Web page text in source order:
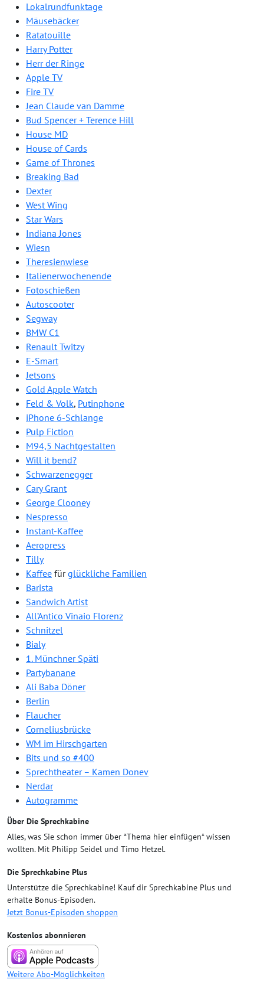
Lokalrundfunktage
Mäusebäcker
Ratatouille
Harry Potter
Herr der Ringe
Apple TV
Fire TV
Jean Claude van Damme
Bud Spencer + Terence Hill
House MD
House of Cards
Game of Thrones
Breaking Bad
Dexter
West Wing
Star Wars
Indiana Jones
Wiesn
Theresienwiese
Italienerwochenende
Fotoschießen
Autoscooter
Segway
BMW C1
Renault Twitzy
E-Smart
Jetsons
Gold Apple Watch
Feld & Volk, Putinphone
iPhone 6-Schlange
Pulp Fiction
M94,5 Nachtgestalten
Will it bend?
Schwarzenegger
Cary Grant
George Clooney
Nespresso
Instant-Kaffee
Aeropress
Tilly
Kaffee fürglückliche Familien
Barista
Sandwich Artist
All’Antico Vinaio Florenz
Schnitzel
Bialy
1. Münchner Späti
Partybanane
Ali Baba Döner
Berlin
Flaucher
Corneliusbrücke
WM im Hirschgarten
Bits und so #400
Sprechtheater – Kamen Donev
Nerdar
Autogramme
Über Die Sprechkabine
Alles, was Sie schon immer über *Thema hier einfügen* wissen
wollten. Mit Philipp Seidel und Timo Hetzel.
Die Sprechkabine Plus
Unterstütze die Sprechkabine! Kauf dir Sprechkabine Plus und
erhalte Bonus-Episoden.
Jetzt Bonus-Episoden shoppen
Kostenlos abonnieren
Weitere Abo-Möglichkeiten